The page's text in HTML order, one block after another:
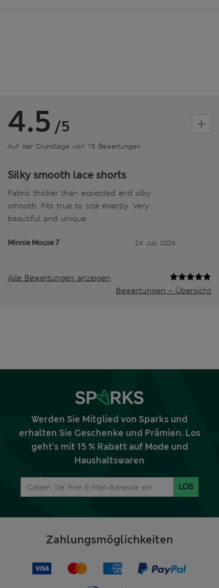
4.5 /5
Auf der Grundlage von 15 Bewertungen
Silky smooth lace shorts
Fabric thicker than expected and silky
smooth. Fits true to size exactly. Very
beautiful and unique.
Minnie Mouse 7 24 Juli 2026
Alle Bewertungen anzeigen
Bewertungen – Übersicht
Werden Sie Mitglied von Sparks und
erhalten Sie Geschenke und Prämien. Los
geht‘s mit 15 % Rabatt auf Mode und
Haushaltswaren
LOS
Zahlungsmöglichkeiten